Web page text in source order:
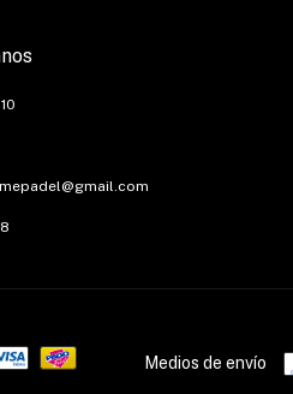
Medios de envío